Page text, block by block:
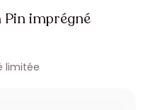
Pin imprégné
limitée